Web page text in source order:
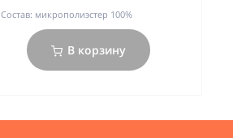
Состав: микрополиэстер 100%
В корзину